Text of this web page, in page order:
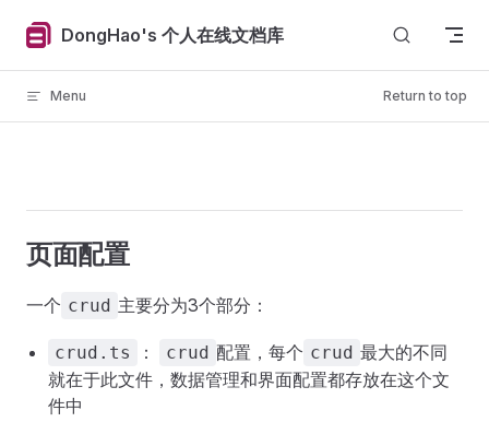
Skip to content
DongHao's 个人在线文档库
Menu Return to top
页面配置
一个 crud 主要分为3个部分：
crud.ts ： crud 配置，每个 crud 最大的不同
就在于此文件，数据管理和界面配置都存放在这个文
件中